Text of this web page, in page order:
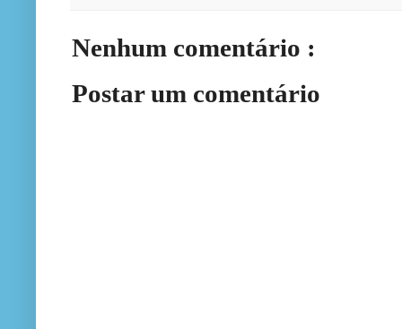
Nenhum comentário :
Postar um comentário